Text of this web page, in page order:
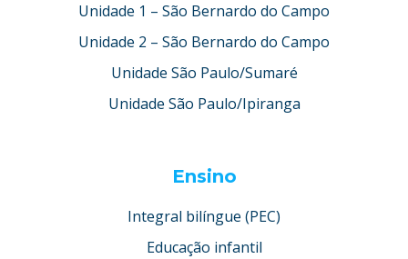
Unidade 1 – São Bernardo do Campo
Unidade 2 – São Bernardo do Campo
Unidade São Paulo/Sumaré
Unidade São Paulo/Ipiranga
Ensino
Integral bilíngue (PEC)
Educação infantil